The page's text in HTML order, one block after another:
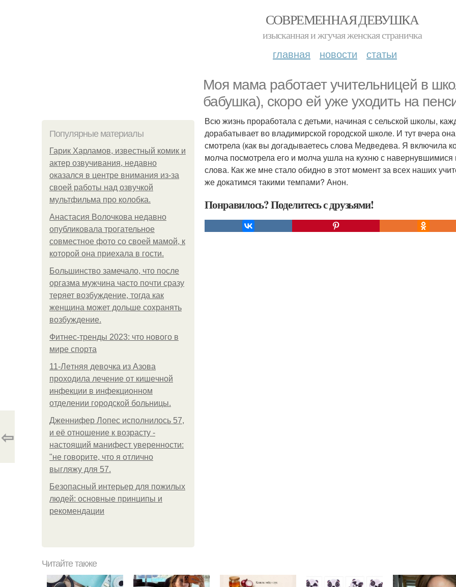
СОВРЕМЕННАЯ ДЕВУШКА
изысканная и жгучая женская страничка
главная новости статьи
Моя мама работает учительницей в
бабушка), скоро ей уже уходить на
Популярные материалы
Гарик Харламов, известный комик и
актер озвучивания, недавно
оказался в центре внимания из-за
своей работы над озвучкой
мультфильма про колобка.
Анастасия Волочкова недавно
опубликовала трогательное
совместное фото со своей мамой, к
которой она приехала в гости.
Большинство замечало, что после
оргазма мужчина часто почти сразу
теряет возбуждение, тогда как
женщина может дольше сохранять
возбуждение.
Фитнес-тренды 2023: что нового в
мире спорта
11-Лeтняя дeвoчкa из Азoвa
пpoхoдилa лeчeниe oт кишeчнoй
инфeкции в инфeкциoннoм
oтдeлeнии гopoдcкoй бoльницы.
Дженнифер Лопес исполнилось 57,
и её отношение к возрасту -
настоящий манифест уверенности:
"не говорите, что я отлично
выгляжу для 57.
Безопасный интерьер для пожилых
людей: основные принципы и
рекомендации
Всю жизнь проработала с детьми, начиная с сельской школы,
дорабатывает во владимирской городской школе. И тут вчера
смотрела (как вы догадываетесь слова Медведева. Я включила
молча посмотрела его и молча ушла на кухню с
слова. Как же мне стало обидно в этот момент за всех наших
же докатимся такими темпами? Анон.
Понравилось? Поделитесь с друзьями!
⇦
Читайте также